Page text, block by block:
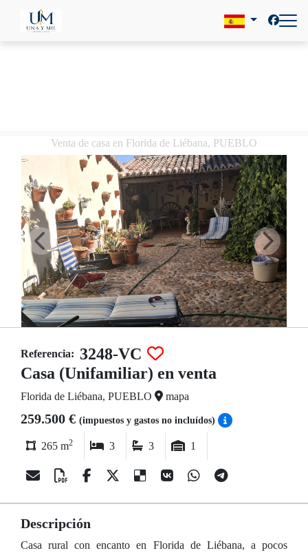
Venta de casa en Florida de Liébana, PUEBLO
Referencia: 3248-VC
Casa (Unifamiliar) en venta
Florida de Liébana, PUEBLO mapa
259.500 € (impuestos y gastos no incluídos)
265 m2 3 3 1
Descripción
Casa rural con encanto en Florida de Liébana, a pocos